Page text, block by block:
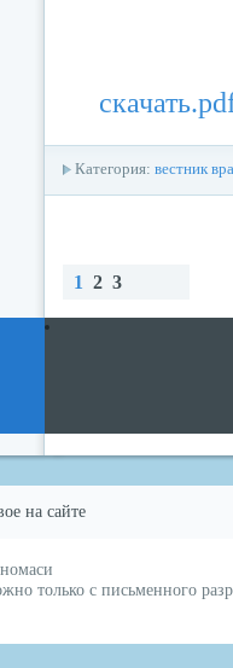
Категория: вестник
1 2 3
на сайте
только с письменного